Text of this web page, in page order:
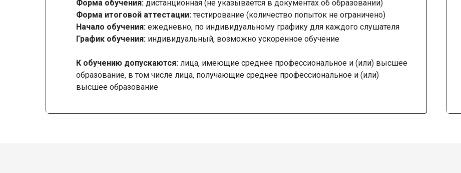
Форма обучения: дистанционная (не указывается в документах об образовании)
Форма итоговой аттестации: тестирование (количество попыток не ограничено)
Начало обучения: ежедневно, по индивидуальному графику для каждого слушателя
График обучения: индивидуальный, возможно ускоренное обучение
К обучению допускаются: лица, имеющие среднее профессиональное и (или) высшее
образование, в том числе лица, получающие среднее профессиональное и (или)
высшее образование